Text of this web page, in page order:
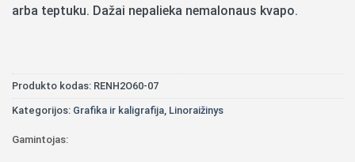
arba teptuku. Dažai nepalieka nemalonaus kvapo.
Produkto kodas: RENH2O60-07
Kategorijos: Grafika ir kaligrafija Linoraižinys
Gamintojas: